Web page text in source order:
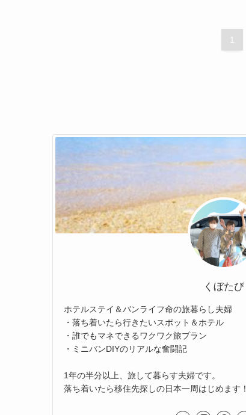
1
くぼたび
ホテルステイ＆バンライフ命の旅暮らし夫婦
・落ち着いたら行きたいスポット＆ホテル
・誰でもマネできるワクワク旅プラン
・ミニバンDIYのリアルな奮闘記
1年の半分以上、旅して暮らす夫婦です。
落ち着いたら移住先探しの日本一周はじめます！